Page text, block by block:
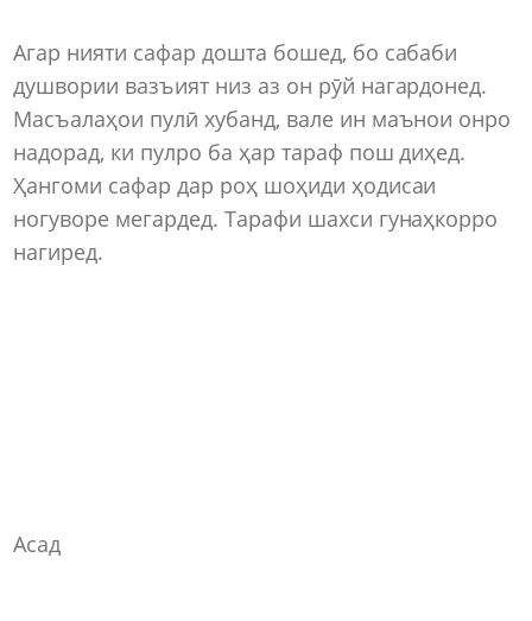
Агар нияти сафар дошта бошед, бо сабаби
душвории вазъият низ аз он рӯй нагардонед.
Масъалаҳои пулӣ хубанд, вале ин маънои онро
надорад, ки пулро ба ҳар тараф пош диҳед.
Ҳангоми сафар дар роҳ шоҳиди ҳодисаи
ногуворе мегардед. Тарафи шахси гунаҳкорро
нагиред.
Асад